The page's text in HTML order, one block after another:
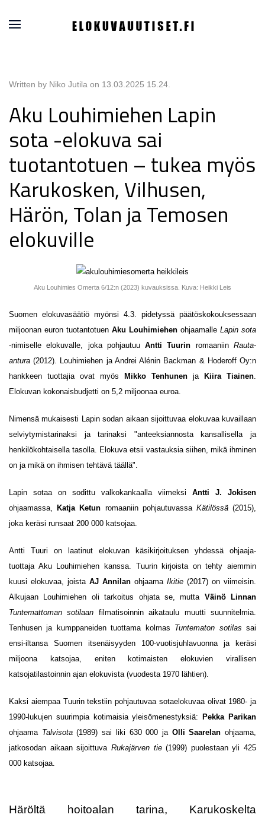
Written by Niko Jutila on 13.03.2025 15.24
Aku Louhimiehen Lapin
sota -elokuva sai
tuotantotuen – tukea myös
Karukosken, Vilhusen,
Härön, Tolan ja Temosen
elokuville
Aku Louhimies Omerta 6/12:n (2023) kuvauksissa. Kuva: Heikki Leis
Suomen elokuvasäätiö myönsi 4.3. pidetyssä päätöskokouksessaan
miljoonan euron tuotantotuen Aku Louhimiehen ohjaamalle Lapin sota
-nimiselle elokuvalle, joka pohjautuuAntti Tuurin romaaniinRauta-
antura(2012). Louhimiehen ja Andrei Alénin Backman & Hoderoff Oy:n
hankkeen tuottajia ovat myös Mikko Tenhunen ja Kiira Tiainen
Elokuvan kokonaisbudjetti on 5,2 miljoonaa euroa.
Nimensä mukaisesti Lapin sodan aikaan sijoittuvaa elokuvaa kuvaillaan
selviytymistarinaksi ja tarinaksi "anteeksiannosta kansallisella ja
henkilökohtaisella tasolla. Elokuva etsii vastauksia siihen, mikä ihminen
on ja mikä on ihmisen tehtävä täällä".
Lapin sotaa on sodittu valkokankaalla viimeksi Antti J. Jokisen
ohjaamassa,Katja Ketun romaaniin pohjautuvassa Kätilössä(2015),
joka keräsi runsaat 200 000 katsojaa.
Antti Tuuri on laatinut elokuvan käsikirjoituksen yhdessä ohjaaja-
tuottaja Aku Louhimiehen kanssa. Tuurin kirjoista on tehty aiemmin
kuusi elokuvaa, joista AJ Annilan ohjaama Ikitie (2017) on viimeisin.
Alkujaan Louhimiehen oli tarkoitus ohjata se, mutta Väinö Linnan
Tuntemattoman sotilaan filmatisoinnin aikataulu muutti suunnitelmia.
Tenhusen ja kumppaneiden tuottama kolmas Tuntematon sotilas sai
ensi-iltansa Suomen itsenäisyyden 100-vuotisjuhlavuonna ja keräsi
miljoona katsojaa, eniten kotimaisten elokuvien virallisen
katsojatilastoinnin ajan elokuvista (vuodesta 1970 lähtien).
Kaksi aiempaa Tuurin tekstiin pohjautuvaa sotaelokuvaa olivat 1980- ja
1990-lukujen suurimpia kotimaisia yleisömenestyksiä:Pekka Parikan
ohjaama Talvisota(1989) sai liki 630 000 ja Olli Saarelan ohjaama,
jatkosodan aikaan sijoittuva Rukajärven tie(1999) puolestaan yli 425
000 katsojaa.
Häröltä hoitoalan tarina, Karukoskelta